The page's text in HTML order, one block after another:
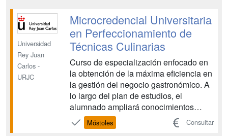
para las personas con discapacidad y
con la eficacia y calidad requeridas.
OPERACIONES DE G...
Universidad
Rey Juan
Carlos -
URJC
Microcredencial Universitaria
en Perfeccionamiento de
Técnicas Culinarias
Curso de especialización enfocado en
la obtención de la máxima eficiencia en
la gestión del negocio gastronómico. A
lo largo del plan de estudios, el
alumnado ampliará conocimientos
relacionados con las diferentes
técnicas de manipulación,
Móstoles Consultar